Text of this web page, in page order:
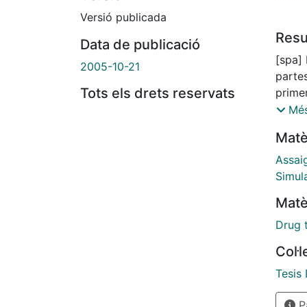
Versió publicada
Data de publicació
2005-10-21
Tots els drets reservats
[spa]
como
Drug
Tesis